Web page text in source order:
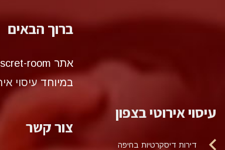
עיסוי אירוטי בצפון
דירות דיסקרטיות בחיפה
ברוך הבאים
במיוחדעיסוי
צור קשר